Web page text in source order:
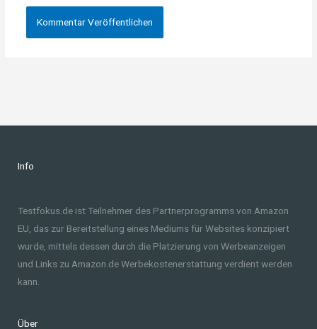
Info
Testfokus.de ist Teilnehmer des Partnerprogramms von Amazon
EU, das zur Bereitstellung eines Mediums für Websites konzipiert
wurde, mittels dessen durch die Platzierung von Werbeanzeigen
und Links zu Amazon.de Werbekostenerstattung verdient werden
kann.
Über